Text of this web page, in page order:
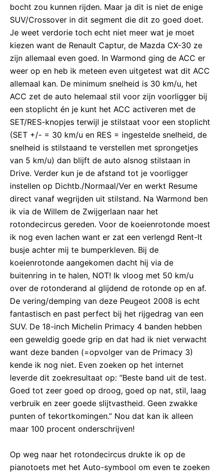
bocht zou kunnen rijden. Maar ja dit is niet de enige
SUV/Crossover in dit segment die dit zo goed doet.
Je weet verdorie toch echt niet meer wat je moet
kiezen want de Renault Captur, de Mazda CX-30 ze
zijn allemaal even goed. In Warmond ging de ACC er
weer op en heb ik meteen even uitgetest wat dit ACC
allemaal kan. De minimum snelheid is 30 km/u, het
ACC zet de auto helemaal stil voor zijn voorligger bij
een stoplicht én je kunt het ACC activeren met de
SET/RES-knopjes terwijl je stilstaat voor een stoplicht
(SET +/- = 30 km/u en RES = ingestelde snelheid, de
snelheid is stilstaand te verstellen met sprongetjes
van 5 km/u) dan blijft de auto alsnog stilstaan in
Drive. Verder kun je de afstand tot je voorligger
instellen op Dichtb./Normaal/Ver en werkt Resume
direct vanaf wegrijden uit stilstand. Na Warmond ben
ik via de Willem de Zwijgerlaan naar het
rotondecircus gereden. Voor de koeienrotonde moest
ik nog even lachen want er zat een verlengd Rent-It
busje achter mij te bumperkleven. Bij de
koeienrotonde aangekomen dacht hij via de
buitenring in te halen, NOT! Ik vloog met 50 km/u
over de rotonderand al glijdend de rotonde op en af.
De vering/demping van deze Peugeot 2008 is echt
fantastisch en past perfect bij het rijgedrag van een
SUV. De 18-inch Michelin Primacy 4 banden hebben
een geweldig goede grip en dat had ik niet verwacht
want deze banden (=opvolger van de Primacy 3)
kende ik nog niet. Even zoeken op het internet
leverde dit zoekresultaat op: “Beste band uit de test.
Goed tot zeer goed op droog, goed op nat, stil, laag
verbruik en zeer goede slijtvastheid. Geen zwakke
punten of tekortkomingen.” Nou dat kan ik alleen
maar 100 procent onderschrijven!
Op weg naar het rotondecircus drukte ik op de
pianotoets met het Auto-symbool om even te zoeken